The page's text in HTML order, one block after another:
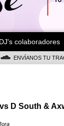
DJ's colaboradores
ENVÍANOS TU
D South &